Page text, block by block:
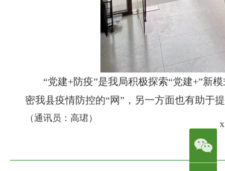
“党建+防疫”是我局积极探索“党建+”新
密我县疫情防控的“网”，另一方面也有助于
（通讯员：高珺） x